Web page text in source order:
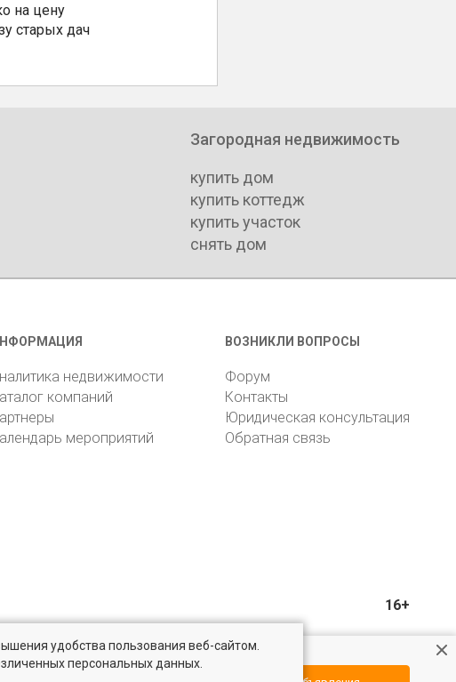
на цену
старых дач
Загородная недвижимость
купить дом
купить коттедж
купить участок
снять дом
недвижимости
компаний
мероприятий
ВОЗНИКЛИ ВОПРОСЫ
Форум
Контакты
Юридическая консультация
Обратная связь
16+
удобства пользования веб-сайтом.
персональных данных.